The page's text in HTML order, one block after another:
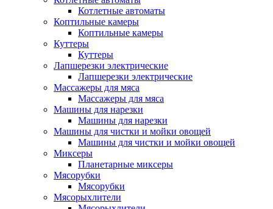
Котлетные автоматы
Коптильные камеры
Коптильные камеры
Куттеры
Куттеры
Лапшерезки электрические
Лапшерезки электрические
Массажеры для мяса
Массажеры для мяса
Машины для нарезки
Машины для нарезки
Машины для чистки и мойки овощей
Машины для чистки и мойки овощей
Миксеры
Планетарные миксеры
Мясорубки
Мясорубки
Мясорыхлители